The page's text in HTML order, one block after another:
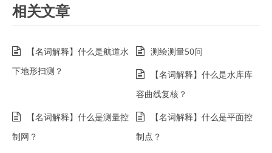
相关文章
【名词解释】什么是航道水
下地形扫测？
测绘测量50问
【名词解释】什么是水库库
容曲线复核？
【名词解释】什么是测量控
制网？
【名词解释】什么是平面控
制点？